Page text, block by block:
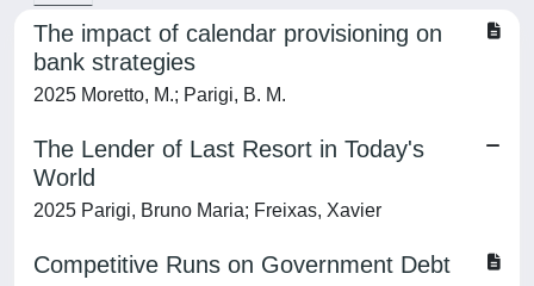
The impact of calendar provisioning on
bank strategies
2025 Moretto, M.; Parigi, B. M.
The Lender of Last Resort in Today's
World
2025 Parigi, Bruno Maria; Freixas, Xavier
Competitive Runs on Government Debt